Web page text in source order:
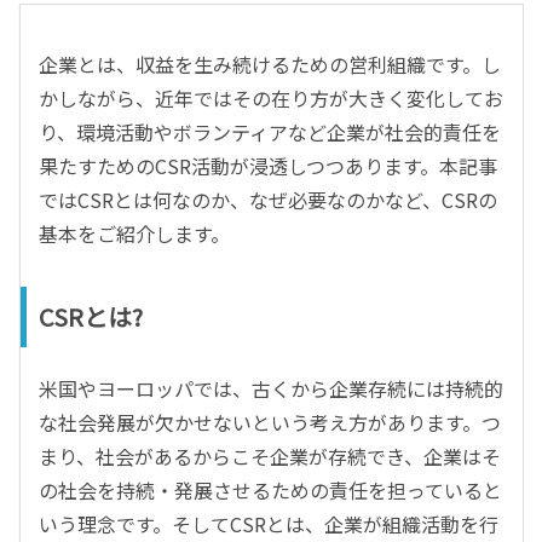
CRM／営業支援／Eコマース
DX（2025年の崖）／クラウドコンピューティング
データ分析／BI
ガバナンス／リスク管理
BPR／業務改善
企業とは、収益を生み続けるための営利組織です。し
かしながら、近年ではその在り方が大きく変化してお
り、環境活動やボランティアなど企業が社会的責任を
果たすためのCSR活動が浸透しつつあります。本記事
ではCSRとは何なのか、なぜ必要なのかなど、CSRの
基本をご紹介します。
CSRとは?
米国やヨーロッパでは、古くから企業存続には持続的
な社会発展が欠かせないという考え方があります。つ
まり、社会があるからこそ企業が存続でき、企業はそ
の社会を持続・発展させるための責任を担っていると
いう理念です。そしてCSRとは、企業が組織活動を行